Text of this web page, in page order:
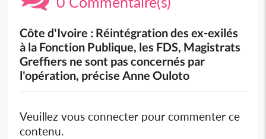
Côte d'Ivoire : Réintégration des ex-exilés
à la Fonction Publique, les FDS, Magistrats
Greffiers ne sont pas concernés par
l'opération, précise Anne Ouloto
Veuillez vous connecter pour commenter ce
contenu.